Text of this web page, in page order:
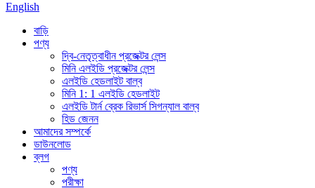
English
বাড়ি
পণ্য
দ্বি-নেতৃত্বাধীন প্রজেক্টর লেন্স
মিনি এলইডি প্রজেক্টর লেন্স
এলইডি হেডলাইট বাল্ব
মিনি 1: 1 এলইডি হেডলাইট
এলইডি টার্ন ব্রেক রিভার্স সিগন্যাল বাল্ব
হিড জেনন
আমাদের সম্পর্কে
ডাউনলোড
ব্লগ
পণ্য
পরীক্ষা